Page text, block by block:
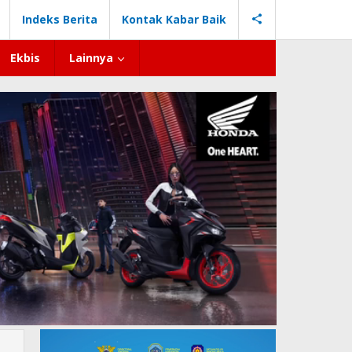
Indeks Berita Kontak Kabar Baik
Ekbis Lainnya